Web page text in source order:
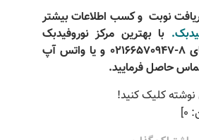
نوبتو کسب اطلاعات بیشتر
با بهترین مرکز نوروفیدبک
حاصل فرمایید.
نوشته کلیک کنید!
0